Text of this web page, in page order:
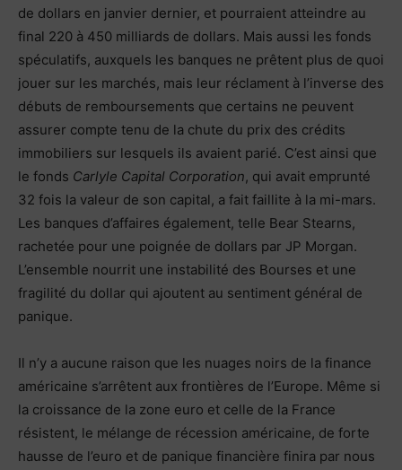
de dollars en janvier dernier, et pourraient atteindre au
final 220 à 450 milliards de dollars. Mais aussi les fonds
spéculatifs, auxquels les banques ne prêtent plus de quoi
jouer sur les marchés, mais leur réclament à l’inverse des
débuts de remboursements que certains ne peuvent
assurer compte tenu de la chute du prix des crédits
immobiliers sur lesquels ils avaient parié. C’est ainsi que
le fonds Carlyle Capital Corporation, qui avait emprunté
32 fois la valeur de son capital, a fait faillite à la mi-mars.
Les banques d’affaires également, telle Bear Stearns,
rachetée pour une poignée de dollars par JP Morgan.
L’ensemble nourrit une instabilité des Bourses et une
fragilité du dollar qui ajoutent au sentiment général de
panique.
Il n’y a aucune raison que les nuages noirs de la finance
américaine s’arrêtent aux frontières de l’Europe. Même si
la croissance de la zone euro et celle de la France
résistent, le mélange de récession américaine, de forte
hausse de l’euro et de panique financière finira par nous